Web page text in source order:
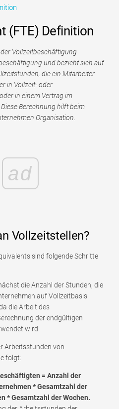
(FTE) Definition
Vollzeitbeschäftigung
und bezieht sich auf
die ein Mitarbeiter
in Vollzeit- oder
in einem Vertrag im
Berechnung hilft beim
Organisation.
ad
Vollzeitstellen?
sind folgende Schritte
die Anzahl der Stunden, die
auf Vollzeitbasis
die Arbeit des
der endgültigen
wird.
Arbeitsstunden von
folgt:
= Anzahl der
* Gesamtzahl der
* Gesamtzahl der Wochen.